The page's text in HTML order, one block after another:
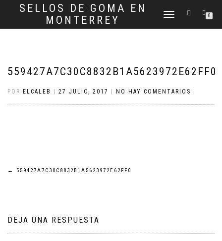
SELLOS DE GOMA EN
MONTERREY
CAMBIAR
0
559427A7C30C8832B1A5623972E62FF0
POR ELCALEB 27 JULIO, 2017 NO HAY COMENTARIOS
Navegación
entradas
← 559427A7C30C8832B1A5623972E62FF0
DEJA UNA RESPUESTA